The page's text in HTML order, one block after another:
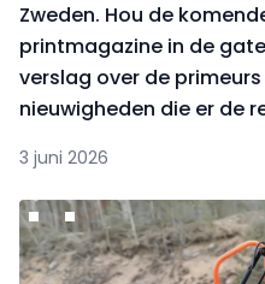
Zweden. Hou de
printmagazine in de
verslag over de
nieuwigheden die er de
3 juni 2026